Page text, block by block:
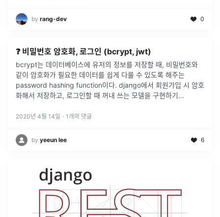
by rang-dev 0
❓ 비밀번호 암호화, 로그인 (bcrypt, jwt)
bcrypt는 데이터베이스에 유저의 정보를 저장할 때, 비밀번호와
같이 암호화가 필요한 데이터를 쉽게 다룰 수 있도록 해주는
password hashing function이다. django에서 회원가입 시 암호
화해서 저장하고, 로그인할 때 꺼내 쓰는 모델을 구현하기...
2020년 4월 14일 · 1 개의 댓글
by yeeun lee 6